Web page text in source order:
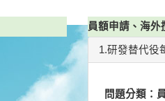
員額申請、海外
1.研發替代役
問題分類：